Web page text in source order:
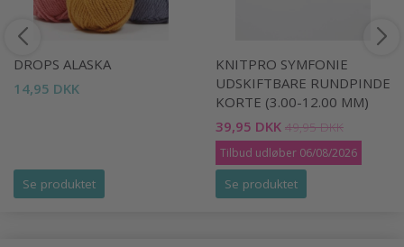
DROPS ALASKA
14,95 DKK
Se produktet
KNITPRO SYMFONIE
UDSKIFTBARE RUNDPINDE
KORTE (3.00-12.00 MM)
39,95 DKK 49,95 DKK
Tilbud udløber 06/08/2026
Se produktet